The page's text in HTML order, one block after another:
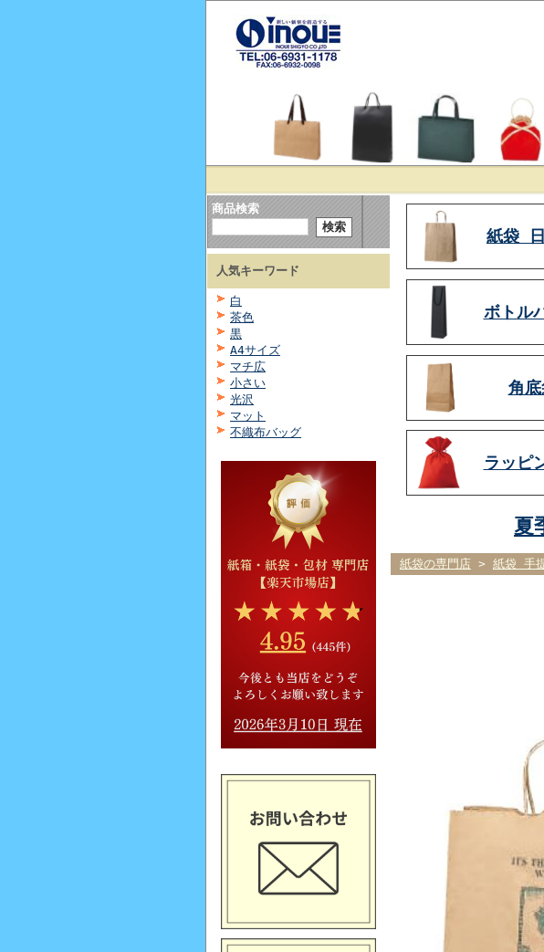
商品検索
人気キーワード
白
茶色
黒
A4サイズ
マチ広
小さい
光沢
マット
不織布バッグ
紙袋
ボトル
角
ラッピ
夏
紙袋の専門店 > 紙袋 手